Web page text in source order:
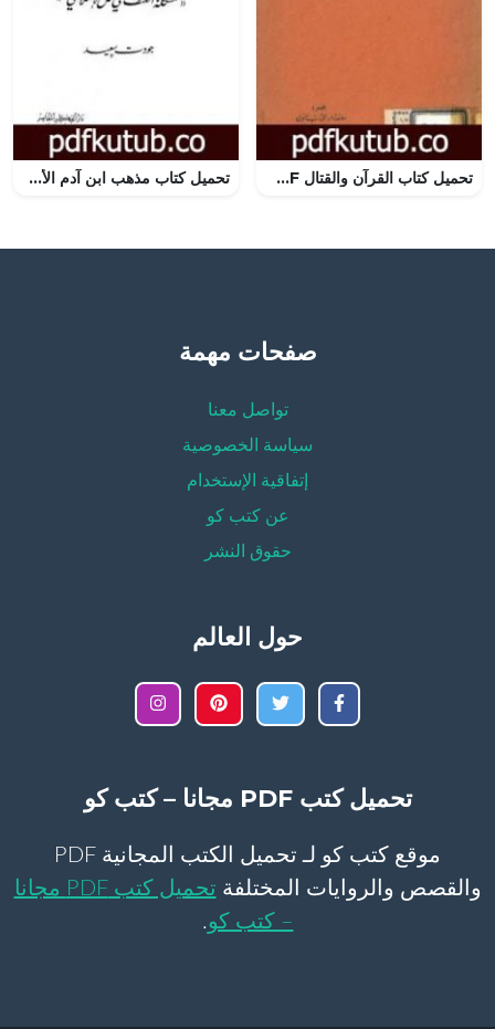
تحميل كتاب القرآن والقتال PDF تأليف محمود شلتوت مجانا [كامل] تحميل كتاب مذهب ابن آدم الأول: مشكلة العنف في العمل الإسلامي PDF تأليف جودت سعيد مجانا [كامل]
صفحات مهمة
تواصل معنا
سياسة الخصوصية
إتفاقية الإستخدام
عن كتب كو
حقوق النشر
حول العالم
تحميل كتب PDF مجانا – كتب كو
موقع كتب كو لـ تحميل الكتب المجانية PDF
والقصص والروايات المختلفة
تحميل كتب PDF مجانا
– كتب كو.